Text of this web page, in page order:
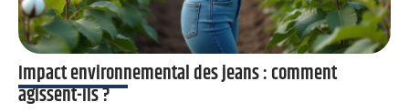
Impact environnemental des jeans : comment
agissent-ils ?